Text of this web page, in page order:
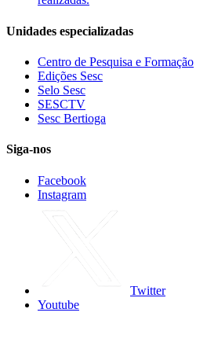
Unidades especializadas
Centro de Pesquisa e Formação
Edições Sesc
Selo Sesc
SESCTV
Sesc Bertioga
Siga-nos
Facebook
Instagram
Twitter
Youtube